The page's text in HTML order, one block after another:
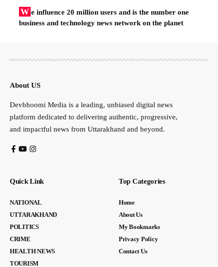
W e influence 20 million users and is the number one
business and technology news network on the planet
About US
Devbhoomi Media is a leading, unbiased digital news
platform dedicated to delivering authentic, progressive,
and impactful news from Uttarakhand and beyond.
Quick Link
NATIONAL
UTTARAKHAND
POLITICS
CRIME
HEALTH NEWS
TOURISM
Top Categories
Home
About Us
My Bookmarks
Privacy Policy
Contact Us